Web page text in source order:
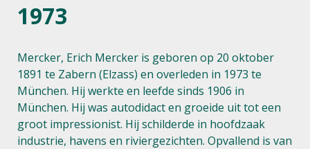
1973
Mercker, Erich Mercker is geboren op 20 oktober
1891 te Zabern (Elzass) en overleden in 1973 te
München. Hij werkte en leefde sinds 1906 in
München. Hij was autodidact en groeide uit tot een
groot impressionist. Hij schilderde in hoofdzaak
industrie, havens en riviergezichten. Opvallend is van